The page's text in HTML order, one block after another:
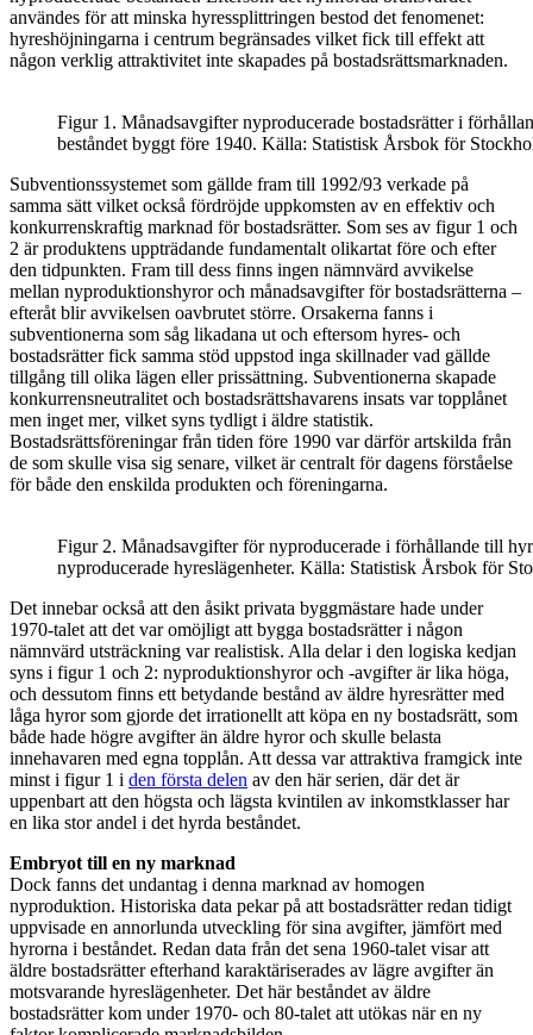
användes för att minska hyressplittringen bestod det fenomenet:
hyreshöjningarna i centrum begränsades vilket fick till effekt att
någon verklig attraktivitet inte skapades på bostadsrättsmarknaden.
Figur 1. Månadsavgifter nyproducerade bostadsrätter i
beståndet byggt före 1940. Källa: Statistisk Årsbok för
Subventionssystemet som gällde fram till 1992/93 verkade på
samma sätt vilket också fördröjde uppkomsten av en effektiv och
konkurrenskraftig marknad för bostadsrätter. Som ses av figur 1 och
2 är produktens uppträdande fundamentalt olikartat före och efter
den tidpunkten. Fram till dess finns ingen nämnvärd avvikelse
mellan nyproduktionshyror och månadsavgifter för bostadsrätterna –
efteråt blir avvikelsen oavbrutet större. Orsakerna fanns i
subventionerna som såg likadana ut och eftersom hyres- och
bostadsrätter fick samma stöd uppstod inga skillnader vad gällde
tillgång till olika lägen eller prissättning. Subventionerna skapade
konkurrensneutralitet och bostadsrättshavarens insats var topplånet
men inget mer, vilket syns tydligt i äldre statistik.
Bostadsrättsföreningar från tiden före 1990 var därför artskilda från
de som skulle visa sig senare, vilket är centralt för dagens förståelse
för både den enskilda produkten och föreningarna.
Figur 2​. Månadsavgifter för nyproducerade i förhållande till
nyproducerade hyreslägenheter. Källa: Statistisk Årsbok för
Det innebar också att den åsikt privata byggmästare hade under
1970-talet att det var omöjligt att bygga bostadsrätter i någon
nämnvärd utsträckning var realistisk. Alla delar i den logiska kedjan
syns i figur 1 och 2: nyproduktionshyror och -avgifter är lika höga,
och dessutom finns ett betydande bestånd av äldre hyresrätter med
låga hyror som gjorde det irrationellt att köpa en ny bostadsrätt, som
både hade högre avgifter än äldre hyror och skulle belasta
innehavaren med egna topplån. Att dessa var attraktiva framgick inte
minst i figur 1 i den första delen av den här serien, där det är
uppenbart att den högsta och lägsta kvintilen av inkomstklasser har
en lika stor andel i det hyrda beståndet.
Embryot till en ny marknad
Dock fanns det undantag i denna marknad av homogen
nyproduktion. Historiska data pekar på att bostadsrätter redan tidigt
uppvisade en annorlunda utveckling för sina avgifter, jämfört med
hyrorna i beståndet. Redan data från det sena 1960-talet visar att
äldre bostadsrätter efterhand karaktäriserades av lägre avgifter än
motsvarande hyreslägenheter. Det här beståndet av äldre
bostadsrätter kom under 1970- och 80-talet att utökas när en ny